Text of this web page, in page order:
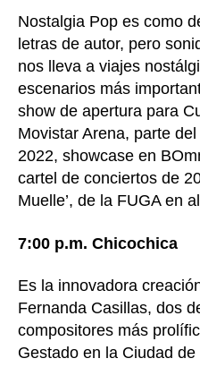
Nostalgia Pop es como
letras de autor, pero
nos lleva a viajes
escenarios más
show de apertura para
Movistar Arena, parte
2022, showcase en
cartel de conciertos de
Muelle’, de la FUGA en
7:00 p.m. Chicochica
Es la innovadora
Fernanda Casillas, dos
compositores más
Gestado en la Ciudad